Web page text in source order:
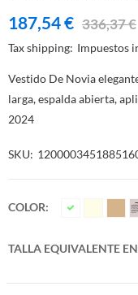
187,54 € 336,37 €
Tax shipping Impuestos
Vestido De Novia
larga, espalda abierta,
2024
SKU
COLOR
TALLA EQUIVALENTE